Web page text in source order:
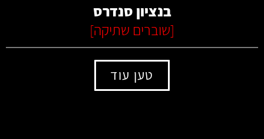
בנציון סנדרס
[שוברים שתיקה]
טען עוד